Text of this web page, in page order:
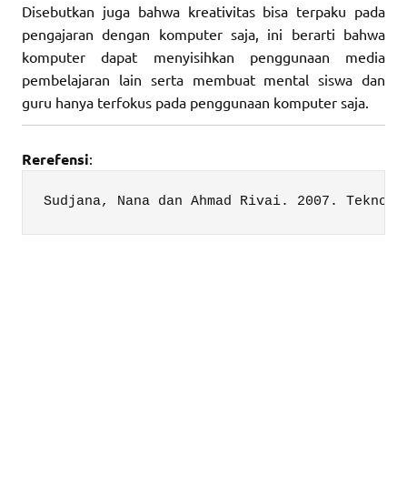
Disebutkan juga bahwa kreativitas bisa terpaku pada
pengajaran dengan komputer saja, ini berarti bahwa
komputer dapat menyisihkan penggunaan media
pembelajaran lain serta membuat mental siswa dan
guru hanya terfokus pada penggunaan komputer saja.
Rerefensi:
Sudjana, Nana dan Ahmad Rivai. 2007.